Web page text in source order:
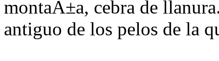
montaÃ±a, cebra de
antiguo de los pelos de la